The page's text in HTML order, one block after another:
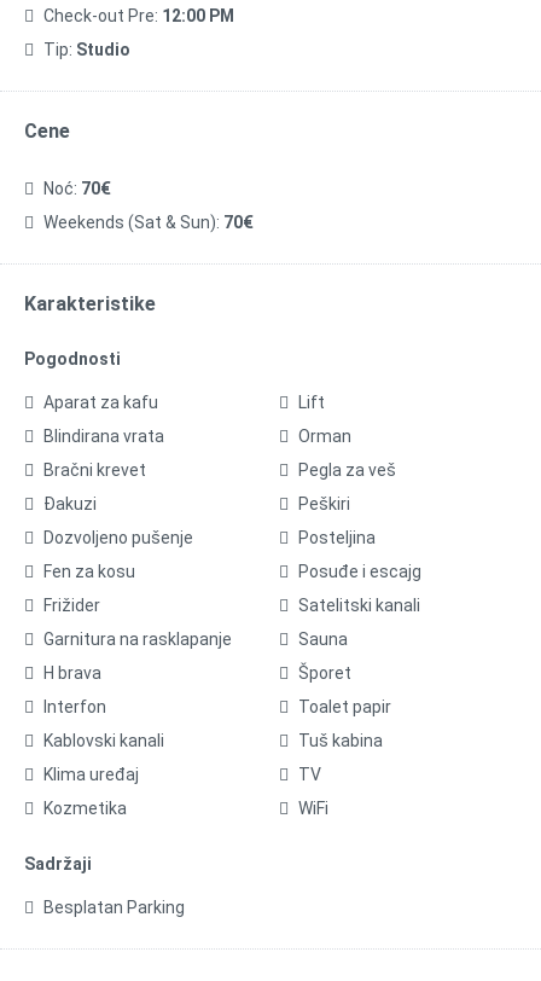
Check-out Pre: 12:00 PM
Tip: Studio
Cene
Noć: 70€
Weekends (Sat & Sun): 70€
Karakteristike
Pogodnosti
Aparat za kafu
Blindirana vrata
Bračni krevet
Đakuzi
Dozvoljeno pušenje
Fen za kosu
Frižider
Garnitura na rasklapanje
H brava
Interfon
Kablovski kanali
Klima uređaj
Kozmetika
Lift
Orman
Pegla za veš
Peškiri
Posteljina
Posuđe i escajg
Satelitski kanali
Sauna
Šporet
Toalet papir
Tuš kabina
TV
WiFi
Sadržaji
Besplatan Parking